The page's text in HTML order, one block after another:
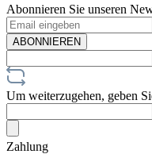
Abonnieren Sie unseren
ABONNIEREN
Um weiterzugehen, geben
Zahlung